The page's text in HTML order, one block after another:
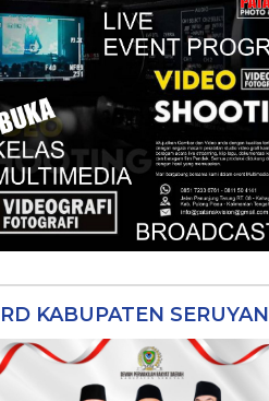
KABUPATEN SERUYAN